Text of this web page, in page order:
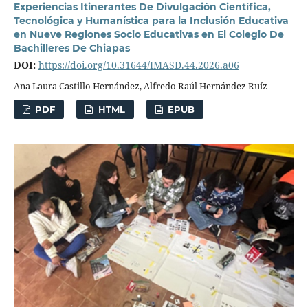
Experiencias Itinerantes De Divulgación Científica,
Tecnológica y Humanística para la Inclusión Educativa
en Nueve Regiones Socio Educativas en El Colegio De
Bachilleres De Chiapas
DOI: https://doi.org/10.31644/IMASD.44.2026.a06
Ana Laura Castillo Hernández, Alfredo Raúl Hernández Ruíz
PDF HTML EPUB